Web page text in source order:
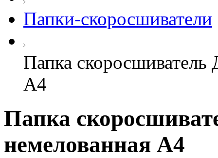
Папки-скоросшиватели
Папка
А4
Папка
немелованная А4